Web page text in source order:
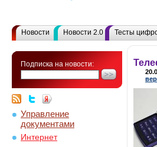
Новости Новости 2.0 Тесты
Подписка на новости:
Управление
документами
Интернет